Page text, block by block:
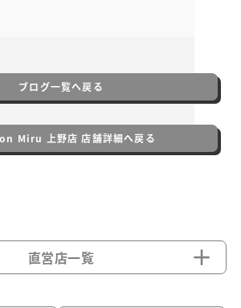
ブログ一覧へ戻る
Miru 上野店 店舗詳細へ戻る
直営店一覧